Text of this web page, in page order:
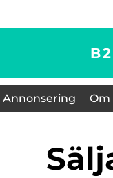
Annonsering Om